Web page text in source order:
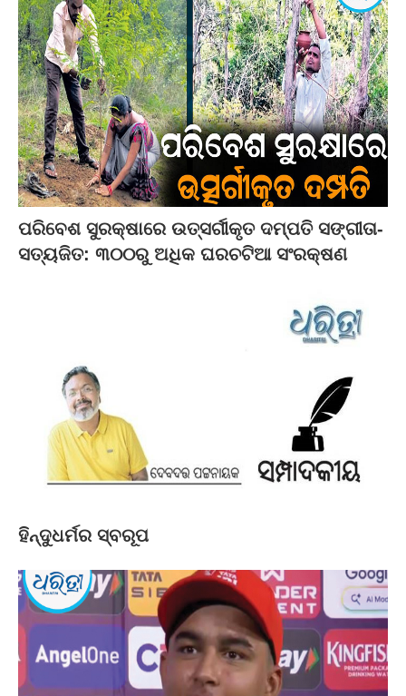
ପରିବେଶ ସୁରକ୍ଷାରେ ଉତ୍ସର୍ଗୀକୃତ ଦମ୍ପତି ସଙ୍ଗୀତା-
ସତ୍ୟଜିତ: ୩୦୦ରୁ ଅଧିକ ଘରଚଟିଆ ସଂରକ୍ଷଣ
ହିନ୍ଦୁଧର୍ମର ସ୍ବରୂପ